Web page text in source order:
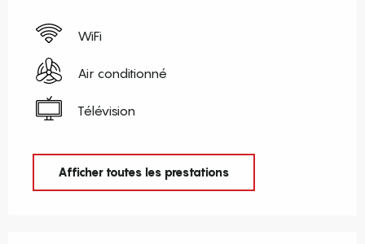
WiFi
Air conditionné
Télévision
Afficher toutes les prestations